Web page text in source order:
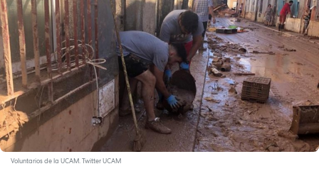
Voluntarios de la UCAM. Twitter UCAM